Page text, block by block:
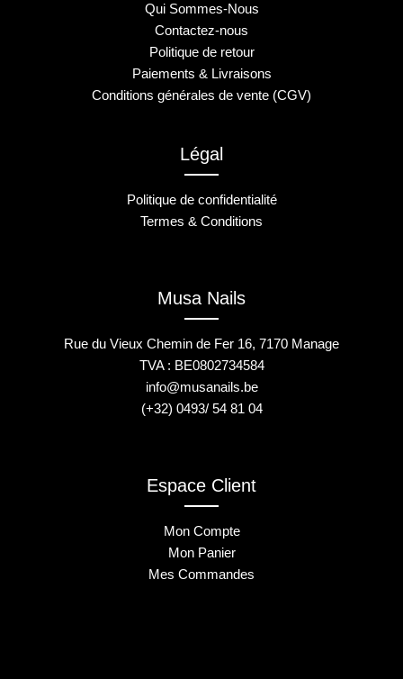
Qui Sommes-Nous
Contactez-nous
Politique de retour
Paiements & Livraisons
Conditions générales de vente (CGV)
Légal
Politique de confidentialité
Termes & Conditions
Musa Nails
Rue du Vieux Chemin de Fer 16, 7170 Manage
TVA : BE0802734584
info@musanails.be
(+32) 0493/ 54 81 04
Espace Client
Mon Compte
Mon Panier
Mes Commandes